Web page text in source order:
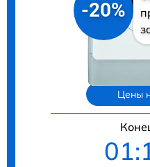
-20%
Цены